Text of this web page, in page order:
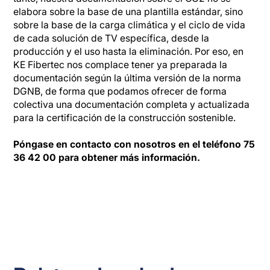
elabora sobre la base de una plantilla estándar, sino
sobre la base de la carga climática y el ciclo de vida
de cada solución de TV específica, desde la
producción y el uso hasta la eliminación. Por eso, en
KE Fibertec nos complace tener ya preparada la
documentación según la última versión de la norma
DGNB, de forma que podamos ofrecer de forma
colectiva una documentación completa y actualizada
para la certificación de la construcción sostenible.
Póngase en contacto con nosotros en el teléfono 75
36 42 00 para obtener más información.